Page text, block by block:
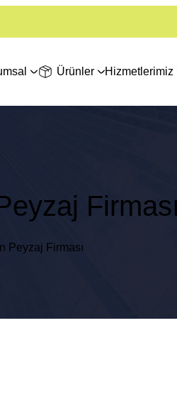
Ürünler Hizmetlerimiz
Firması
Peyzaj Firması